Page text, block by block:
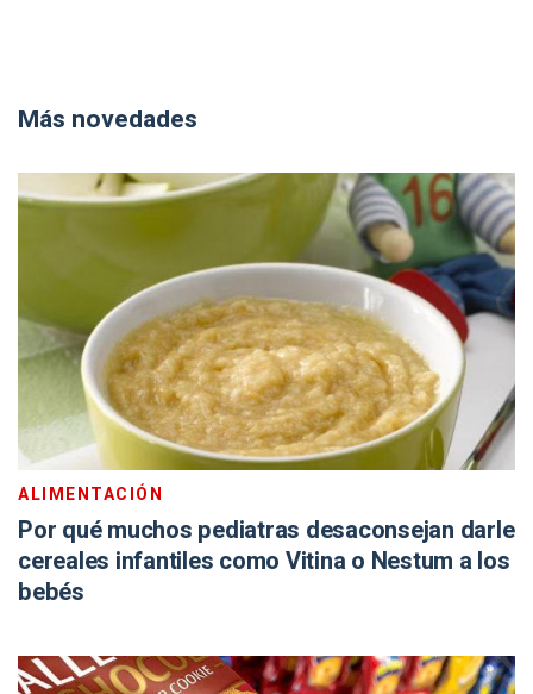
Más novedades
ALIMENTACIÓN
Por qué muchos pediatras desaconsejan darle
cereales infantiles como Vitina o Nestum a los
bebés